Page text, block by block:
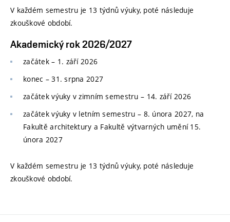
V každém semestru je 13 týdnů výuky, poté následuje
zkouškové období.
Akademický rok 2026/2027
začátek – 1. září 2026
konec –31. srpna 2027
začátek výuky v zimním semestru – 14. září 2026
začátek výuky v letním semestru – 8. února 2027, na
Fakultě architektury a Fakultě výtvarných umění 15.
února 2027
V každém semestru je 13 týdnů výuky, poté následuje
zkouškové období.